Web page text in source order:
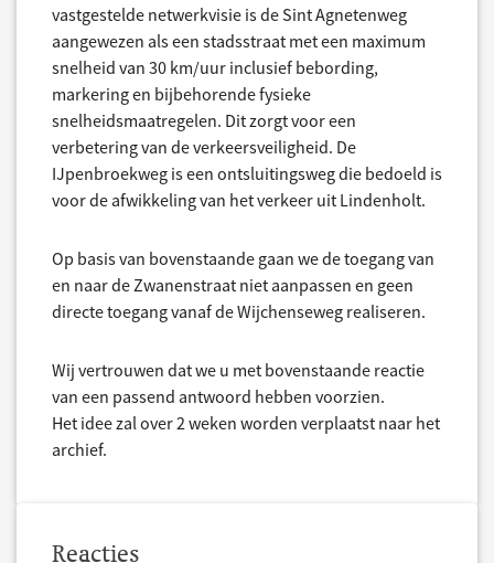
vastgestelde netwerkvisie is de Sint Agnetenweg
aangewezen als een stadsstraat met een maximum
snelheid van 30 km/uur inclusief bebording,
markering en bijbehorende fysieke
snelheidsmaatregelen. Dit zorgt voor een
verbetering van de verkeersveiligheid. De
IJpenbroekweg is een ontsluitingsweg die bedoeld is
voor de afwikkeling van het verkeer uit Lindenholt.
Op basis van bovenstaande gaan we de toegang van
en naar de Zwanenstraat niet aanpassen en geen
directe toegang vanaf de Wijchenseweg realiseren.
Wij vertrouwen dat we u met bovenstaande reactie
van een passend antwoord hebben voorzien.
Het idee zal over 2 weken worden verplaatst naar het
archief.
Reacties